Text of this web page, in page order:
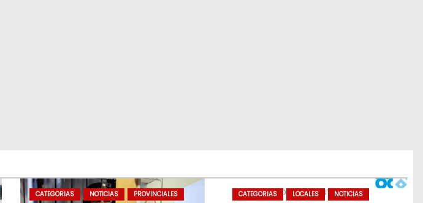
CATEGORIAS NOTICIAS PROVINCIALES CATEGORIAS LOCALES NOTICIAS